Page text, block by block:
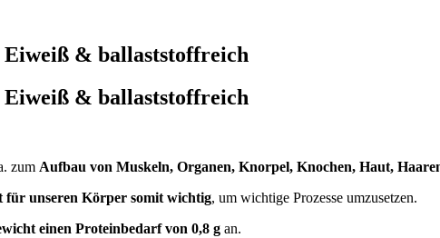
& ballaststoffreich
& ballaststoffreich
zum Aufbau von Muskeln, Organen, Knorpel, Knochen, Haut,
für unseren Körper somit wichtig, um wichtige Prozesse umzusetzen.
einen Proteinbedarf von 0,8 g an.